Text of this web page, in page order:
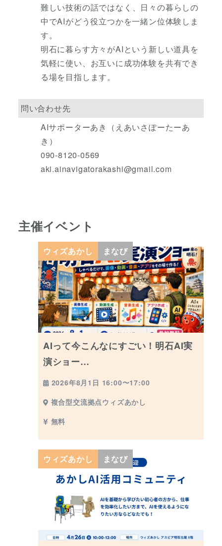
難しい技術の話ではなく、日々の暮らしの
中でAIがどう役立つかを一緒ン位体験しま
す。
明石に暮らす方々がAIという新しい道具を
気軽に使い、お互いに成功体験を共有でき
る場を目指します。
問い合わせ先
AIサポーターあき（えあいさぽーたーあ
き）
090-8120-0569
aki.ainavigatorakashi@gmail.com
主催イベント
ウィズあかし まなび
AIって今こんなにすごい！明石AI実
演ショー…
2026年8月1日 16:00〜17:00
複合型交流拠点ウィズあかし
無料
ウィズあかし まなび